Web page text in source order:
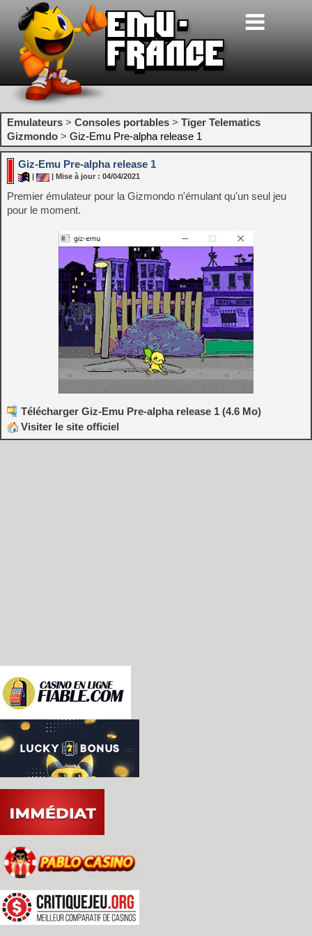
Emulateurs > Consoles portables > Tiger Telematics
Gizmondo > Giz-Emu Pre-alpha release 1
Giz-Emu Pre-alpha release 1
| Mise à jour : 04/04/2021
Premier émulateur pour la Gizmondo n'émulant qu'un seul jeu
pour le moment.
Télécharger Giz-Emu Pre-alpha release 1 (4.6 Mo)
Visiter le site officiel